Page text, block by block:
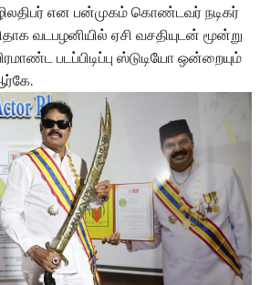
என பன்முகம் கொண்டவர் நடிகர்
வடபழனியில் ஏசி வசதியுடன் மூன்று
படப்பிடிப்பு ஸ்டுடியோ ஒன்றையும்